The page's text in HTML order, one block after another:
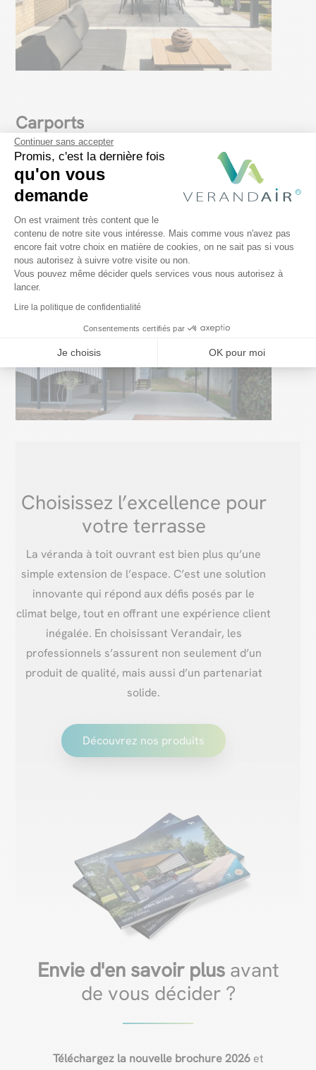
Continuer sans accepter
Promis, c'est la dernière fois
qu'on vous
demande
Plateforme de Gestion du
On est vraiment très content que le
contenu de notre site vous intéresse. Mais comme vous n'avez pas
encore fait votre choix en matière de cookies, on ne sait pas si vous
nous autorisez à suivre votre visite ou non.
Vous pouvez même décider quels services vous nous autorisez à
lancer.
Lire la politique de confidentialité
Consentements certifiés par
Je choisis OK pour moi
Axeptio consent
Carports
Une solution parfaite pour protéger les véhicules
des clients ou du personnel des intempéries.
En savoir plus
Choisissez l’excellence pour
votre terrasse
La véranda à toit ouvrant est bien plus qu’une
simple extension de l’espace. C’est une solution
innovante qui répond aux défis posés par le
climat belge, tout en offrant une expérience client
inégalée. En choisissant Verandair, les
professionnels s’assurent non seulement d’un
produit de qualité, mais aussi d’un partenariat
solide.
Découvrez nos produits
Envie d'en savoir plusavant
de vous décider ?
Téléchargez la nouvelle brochure 2026et